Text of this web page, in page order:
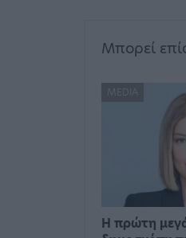
Μπορεί
MEDIA
Η πρώτη